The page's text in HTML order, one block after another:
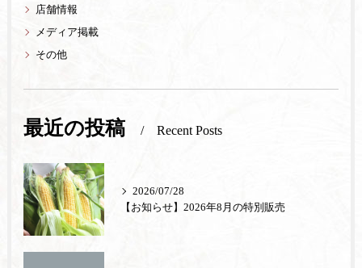
店舗情報
メディア掲載
その他
最近の投稿 Recent Posts
2026/07/28
【お知らせ】2026年8月の特別販売